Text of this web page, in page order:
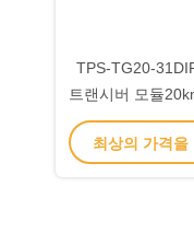
TPS-TG20-
트랜시버 모듈
최상의 가격을